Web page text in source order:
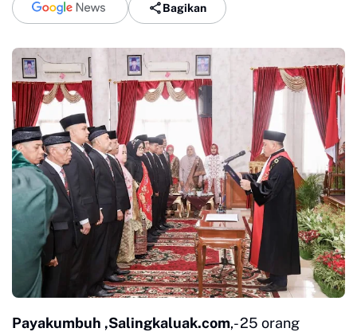
Bagikan
Payakumbuh ,Salingkaluak.com,- 25 orang